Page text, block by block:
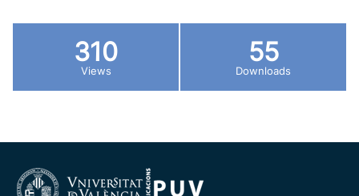
310
Views
55
Downloads